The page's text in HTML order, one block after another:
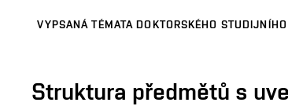
VYPSANÁ TÉMATA DOKTORSKÉHO
Struktura předmětů s